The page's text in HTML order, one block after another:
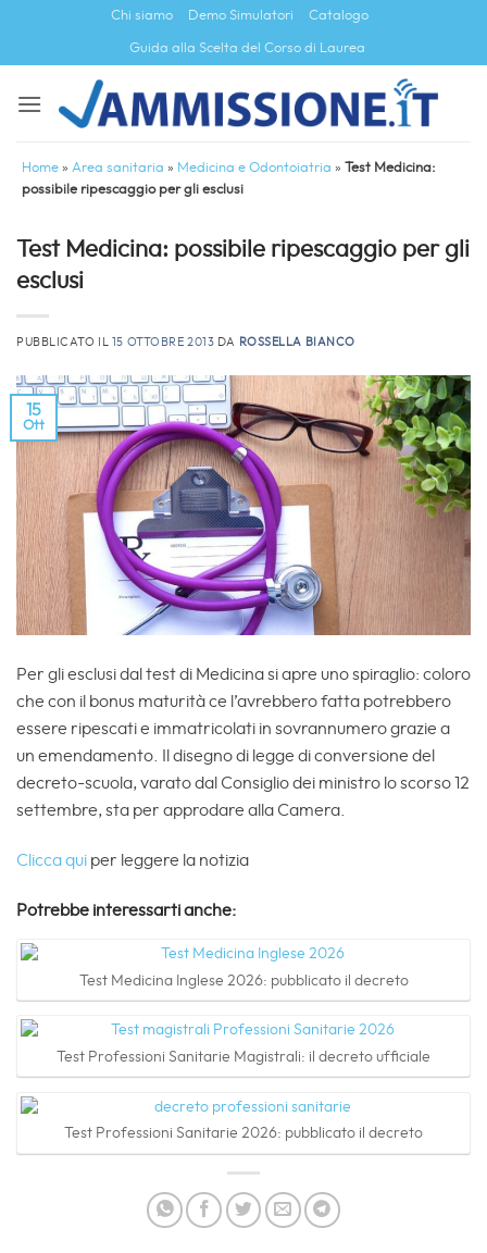
contenuti
Chi siamo Demo Simulatori Catalogo
Guida alla Scelta del Corso di Laurea
Home » Area sanitaria » Medicina e Odontoiatria » Test Medicina:
possibile ripescaggio per gli esclusi
Test Medicina: possibile ripescaggio per gli
esclusi
PUBBLICATO IL 15 OTTOBRE 2013 DA ROSSELLA BIANCO
15
Ott
Per gli esclusi dal test di Medicina si apre uno spiraglio: coloro
che con il bonus maturità ce l’avrebbero fatta potrebbero
essere ripescati e immatricolati in sovrannumero grazie a
un emendamento. Il disegno di legge di conversione del
decreto-scuola, varato dal Consiglio dei ministro lo scorso 12
settembre, sta per approdare alla Camera.
Clicca qui per leggere la notizia
Potrebbe interessarti anche:
Test Medicina Inglese 2026: pubblicato il decreto
Test Professioni Sanitarie Magistrali: il decreto ufficiale
Test Professioni Sanitarie 2026: pubblicato il decreto